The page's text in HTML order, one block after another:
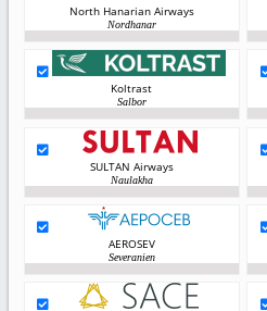
North Hanarian Airways
Nordhanar
Koltrast
Salbor
SULTAN Airways
Naulakha
AEROSEV
Severanien